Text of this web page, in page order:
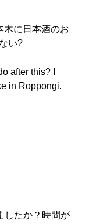
木に日本酒のお
い?
after this? I
in Roppongi.
したか？時間が